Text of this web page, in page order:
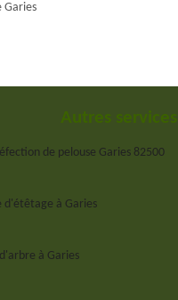
Garies
Autres services
de pelouse Garies 82500
d'étêtage à Garies
à Garies